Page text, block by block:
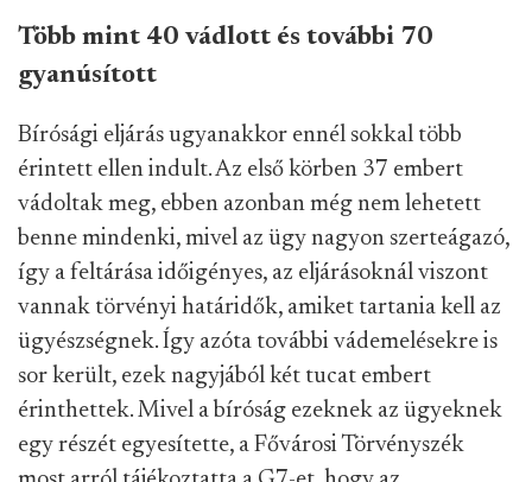
Több mint 40 vádlott és további 70
gyanúsított
Bírósági eljárás ugyanakkor ennél sokkal több
érintett ellen indult. Az első körben 37 embert
vádoltak meg, ebben azonban még nem lehetett
benne mindenki, mivel az ügy nagyon szerteágazó,
így a feltárása időigényes, az eljárásoknál viszont
vannak törvényi határidők, amiket tartania kell az
ügyészségnek. Így azóta további vádemelésekre is
sor került, ezek nagyjából két tucat embert
érinthettek. Mivel a bíróság ezeknek az ügyeknek
egy részét egyesítette, a Fővárosi Törvényszék